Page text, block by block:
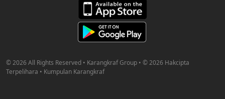
© 2026 All Rights Reserved • Karangkraf Group • © 2026 Hakcipta
Terpelihara • Kumpulan Karangkraf